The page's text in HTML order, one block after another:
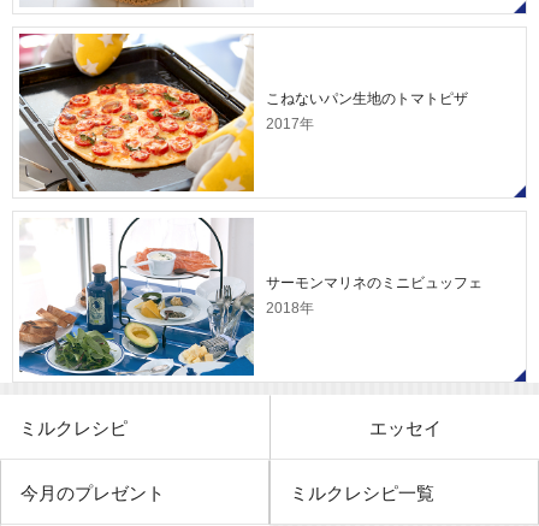
こねないパン生地のトマトピザ
2017年
サーモンマリネのミニビュッフェ
2018年
ミルクレシピ エッセイ
今月のプレゼント ミルクレシピ一覧